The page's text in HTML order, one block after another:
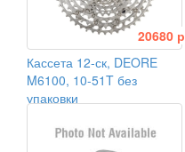
20680 р
Кассета 12-ск, DEORE
M6100, 10-51T без
упаковки